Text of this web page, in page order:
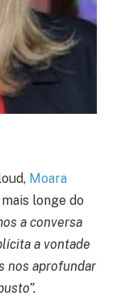
Moara
longe do
a conversa
a vontade
nos aprofundar